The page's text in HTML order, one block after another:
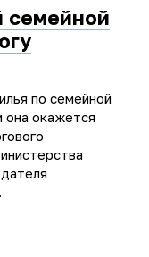
семейной
по семейной
она окажется